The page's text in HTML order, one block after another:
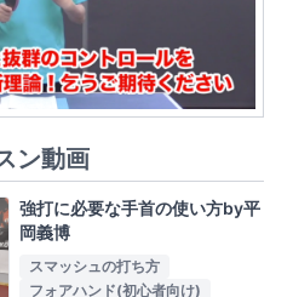
ン動画
強打に必要な手首の使い方by平
岡義博
スマッシュの打ち方
フォアハンド(初心者向け)